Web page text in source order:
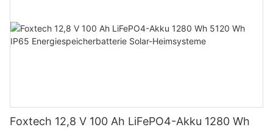
Foxtech 12,8 V 100 Ah LiFePO4-Akku 1280 Wh